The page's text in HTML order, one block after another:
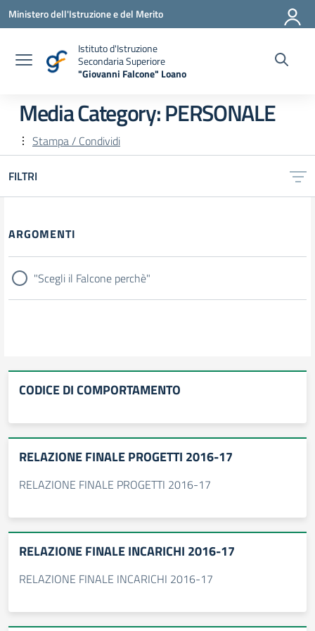
Vai ai contenuti
Vai al menu di navigazione
Vai al footer
Ministero dell'Istruzione e del Merito
Istituto d'Istruzione
Secondaria Superiore
"Giovanni Falcone" Loano
Media Category:PERSONALE
Stampa / Condividi
FILTRI
Filtri
ARGOMENTI
"Scegli il Falcone perchè"
CODICE DI COMPORTAMENTO
RELAZIONE FINALE PROGETTI 2016-17
RELAZIONE FINALE PROGETTI 2016-17
RELAZIONE FINALE INCARICHI 2016-17
RELAZIONE FINALE INCARICHI 2016-17